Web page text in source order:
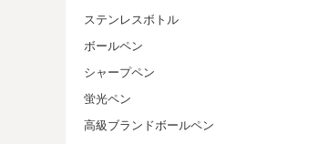
ステンレスボトル
ボールペン
シャープペン
蛍光ペン
高級ブランドボールペン